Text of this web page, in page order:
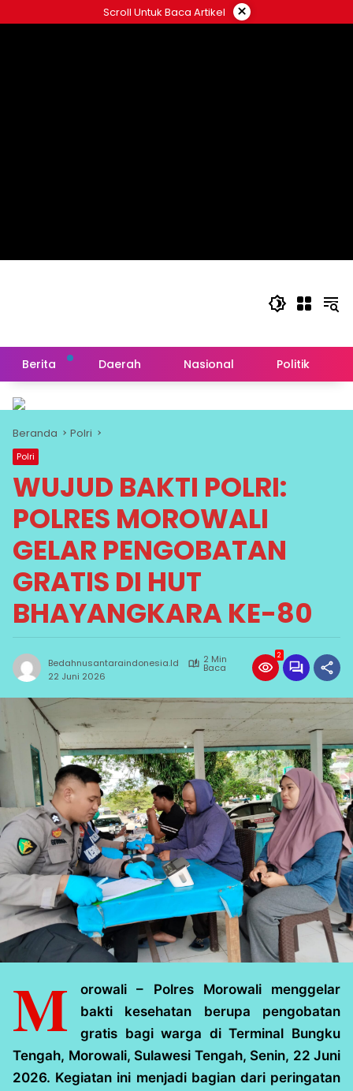
ke
Scroll Untuk Baca Artikel ×
Berita Daerah Nasional Politik
Beranda Polri
Polri
WUJUD BAKTI POLRI:
POLRES MOROWALI
GELAR PENGOBATAN
GRATIS DI HUT
BHAYANGKARA KE-80
Bedahnusantaraindonesia.id 2 Min
Baca
22 Juni 2026
2
M
orowali – Polres Morowali menggelar
bakti kesehatan berupa pengobatan
gratis bagi warga di Terminal Bungku
Tengah, Morowali, Sulawesi Tengah, Senin, 22 Juni
2026. Kegiatan ini menjadi bagian dari peringatan